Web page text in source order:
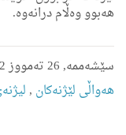
هه‌بوو وەڵام درانەوە.
سێشەممە, 26 تەمووز 2022 18:55
هه‌واڵى لێژنه‌كان ,